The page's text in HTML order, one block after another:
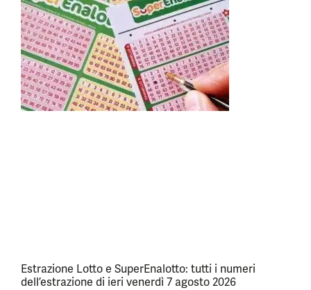
Estrazione Lotto e SuperEnalotto: tutti i numeri
dell’estrazione di ieri venerdì 7 agosto 2026